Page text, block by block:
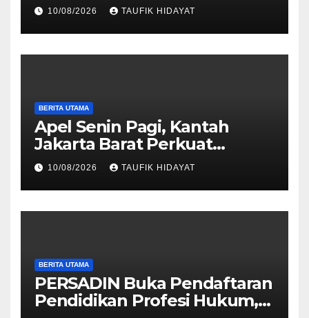
Tingkat Polsek
10/08/2026 TAUFIK HIDAYAT
BERITA UTAMA
Apel Senin Pagi, Kantah
Jakarta Barat Perkuat
Disiplin dan Komitmen
Pelayanan
10/08/2026 TAUFIK HIDAYAT
BERITA UTAMA
PERSADIN Buka Pendaftaran
Pendidikan Profesi Hukum,